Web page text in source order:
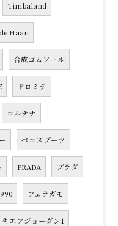
Timbaland
Haan
合成ゴムソール
ドロミテ
コルチナ
ペコスブーツ
PRADA プラダ
990 フェラガモ
キエアジョーダン1